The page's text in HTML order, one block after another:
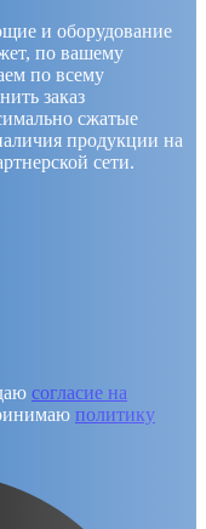
и оборудование
по вашему
по всему
заказ
сжатые
продукции на
сети.
согласие на
политику